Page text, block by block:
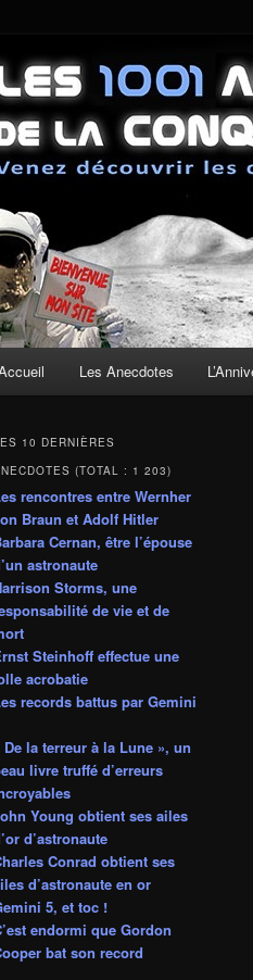
anecdotes
Les Anecdotes
10 DERNIÈRES
(TOTAL : 1 203)
rencontres entre Wernher
Braun et Adolf Hitler
Cernan, être l’épouse
astronaute
Storms, une
de vie et de
Steinhoff effectue une
acrobatie
records battus par Gemini
De la terreur à la Lune », un
livre truffé d’erreurs
Young obtient ses ailes
d’astronaute
Conrad obtient ses
d’astronaute en or
5, et toc !
endormi que Gordon
bat son record